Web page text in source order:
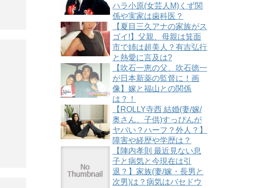
ハラ小原(女芸人M)くず関
係や実家は歯科医？
【夏目三久アナの家族がス
ゴイ!】父親、母親は箕面
市で姉は超美人？有吉弘行
と熱愛に言及は?
【吹石一恵の父、吹石徳一
が日本新薬の監督に！画
像】嫁と福山との関係
は？！
【ROLLY寺西 結婚(妻/嫁/
奥さん、子供)すっぴんが
ヤバい？ハーフ？外人？】
障害や経歴や学歴は？
【陣内孝則 最近見ない息
子と病気と今現在は引
退？】家族(妻/嫁・長男と
次男)は？病気はバセドウ